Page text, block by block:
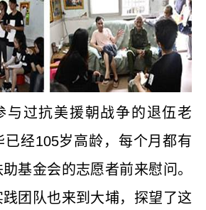
与过抗美援朝战争的退伍老
已经105岁高龄，每个月都有
基金会的志愿者前来慰问。
团队也来到大埔，探望了这